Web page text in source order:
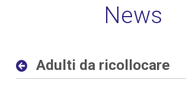
News
Adulti da ricollocare